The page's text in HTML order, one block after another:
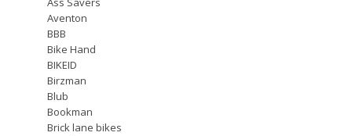
Aventon
BBB
Bike Hand
BIKEID
Birzman
Blub
Bookman
Brick lane bikes